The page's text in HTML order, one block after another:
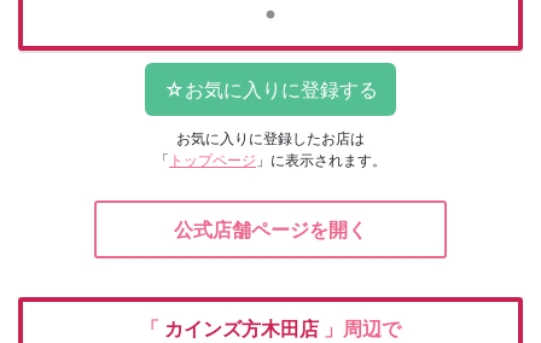
お気に入りに登録したお店は
「 トップページ 」に表示されます。
公式店舗ページを開く
「 カインズ方木田店 」周辺で